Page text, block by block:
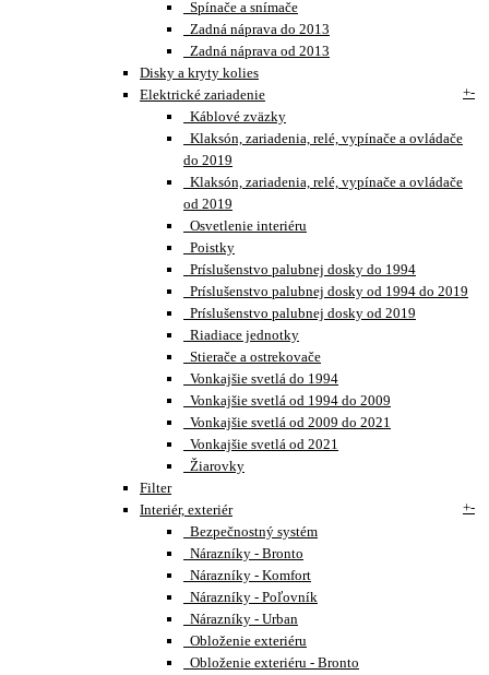
Spínače a snímače
Zadná náprava do 2013
Zadná náprava od 2013
Disky a kryty kolies
Elektrické zariadenie
+-
Káblové zväzky
Klaksón, zariadenia, relé, vypínače a ovládače
do 2019
Klaksón, zariadenia, relé, vypínače a ovládače
od 2019
Osvetlenie interiéru
Poistky
Príslušenstvo palubnej dosky do 1994
Príslušenstvo palubnej dosky od 1994 do 2019
Príslušenstvo palubnej dosky od 2019
Riadiace jednotky
Stierače a ostrekovače
Vonkajšie svetlá do 1994
Vonkajšie svetlá od 1994 do 2009
Vonkajšie svetlá od 2009 do 2021
Vonkajšie svetlá od 2021
Žiarovky
Filter
Interiér, exteriér
+-
Bezpečnostný systém
Nárazníky - Bronto
Nárazníky - Komfort
Nárazníky - Poľovník
Nárazníky - Urban
Obloženie exteriéru
Obloženie exteriéru - Bronto